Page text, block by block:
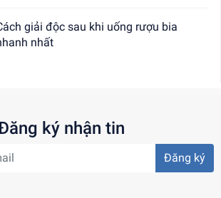
giải độc sau khi uống rượu bia
nhất
ký nhận tin
Đăng ký